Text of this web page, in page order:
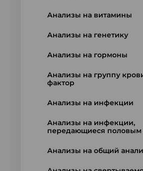
Анализы на витамины
Анализы на генетику
Анализы на гормоны
Анализы на группу
фактор
Анализы на инфекции
Анализы на инфекции,
передающиеся половым
Анализы на общий